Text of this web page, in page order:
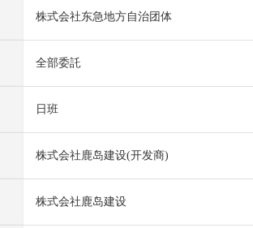
株式会社东急地方自治团体
全部委託
日班
株式会社鹿岛建设(开发商)
株式会社鹿岛建设